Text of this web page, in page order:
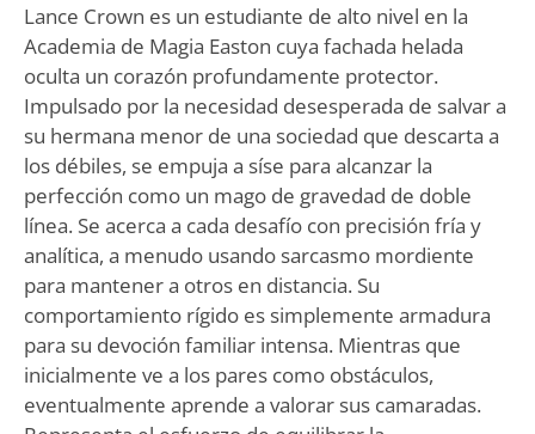
Lance Crown es un estudiante de alto nivel en la
Academia de Magia Easton cuya fachada helada
oculta un corazón profundamente protector.
Impulsado por la necesidad desesperada de salvar a
su hermana menor de una sociedad que descarta a
los débiles, se empuja a síse para alcanzar la
perfección como un mago de gravedad de doble
línea. Se acerca a cada desafío con precisión fría y
analítica, a menudo usando sarcasmo mordiente
para mantener a otros en distancia. Su
comportamiento rígido es simplemente armadura
para su devoción familiar intensa. Mientras que
inicialmente ve a los pares como obstáculos,
eventualmente aprende a valorar sus camaradas.